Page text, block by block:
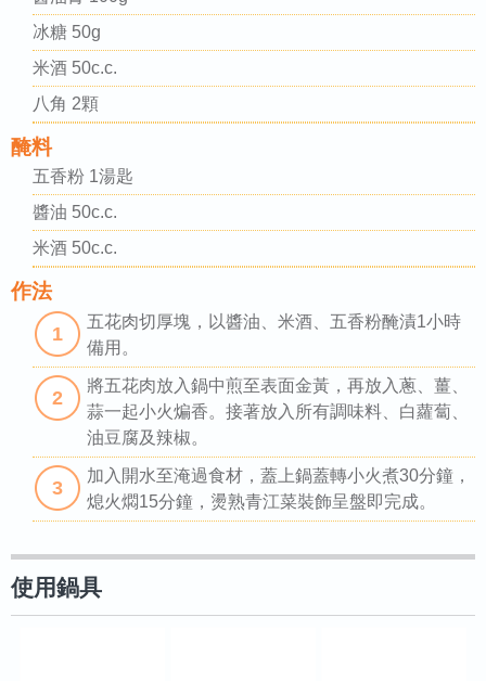
冰糖 50g
米酒 50c.c.
八角 2顆
醃料
五香粉 1湯匙
醬油 50c.c.
米酒 50c.c.
作法
1
五花肉切厚塊，以醬油、米酒、五香粉醃漬1小時
備用。
2
將五花肉放入鍋中煎至表面金黃，再放入蔥、薑、
蒜一起小火煸香。接著放入所有調味料、白蘿蔔、
油豆腐及辣椒。
3
加入開水至淹過食材，蓋上鍋蓋轉小火煮30分鐘，
熄火燜15分鐘，燙熟青江菜裝飾呈盤即完成。
使用鍋具